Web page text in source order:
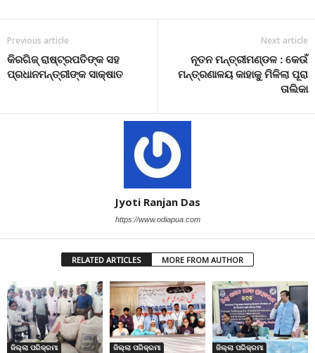
Previous article
କିରଗିଜ୍ ରାଷ୍ଟ୍ରପତିଙ୍କ ସହ
ପ୍ରଧାନମନ୍ତ୍ରୀଙ୍କ ସାକ୍ଷାତ
Next article
ନୂତନ ମନ୍ତ୍ରୀମଣ୍ଡଳ : କେଉଁ
ମନ୍ତ୍ରଣାଳୟ କାହାକୁ ମିଳିଲା ପୂରା
ତାଲିକା
Jyoti Ranjan Das
https://www.odiapua.com
RELATED ARTICLES MORE FROM AUTHOR
ଜିଲ୍ଲା ପରିକ୍ରମା ଜିଲ୍ଲା ପରିକ୍ରମା ଜିଲ୍ଲା ପରିକ୍ରମା